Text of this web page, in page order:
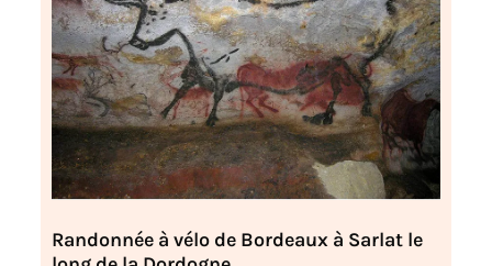
Randonnée à vélo de Bordeaux à Sarlat le